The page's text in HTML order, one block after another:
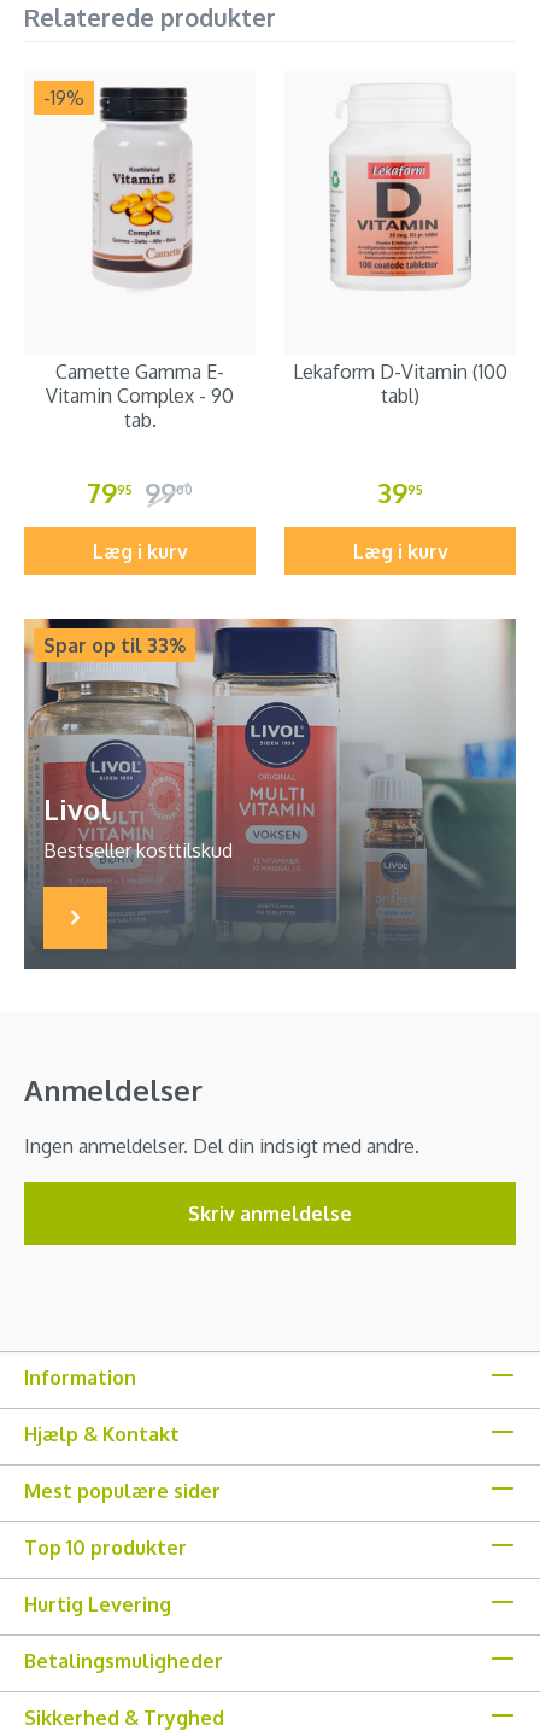
Relaterede produkter
-19%
Camette Gamma E-
Vitamin Complex - 90
tab.
7995 9900
Læg i kurv
Lekaform D-Vitamin (100
tabl)
3995
Læg i kurv
Spar op til 33%
Livol
Bestseller kosttilskud
Anmeldelser
Ingen anmeldelser. Del din indsigt med andre.
Skriv anmeldelse
Information
Hjælp & Kontakt
Mest populære sider
Top 10 produkter
Hurtig Levering
Betalingsmuligheder
Sikkerhed & Tryghed